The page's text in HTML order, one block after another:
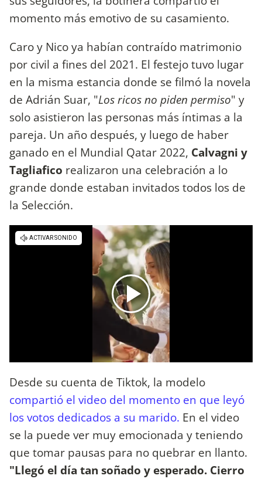
momento más emotivo de su casamiento.
Caro y Nico ya habían contraído matrimonio
por civil a fines del 2021. El festejo tuvo lugar
en la misma estancia donde se filmó la novela
de Adrián Suar, "Los ricos no piden permiso" y
solo asistieron las personas más íntimas a la
pareja. Un año después, y luego de haber
ganado en el Mundial Qatar 2022, Calvagni y
Tagliafico realizaron una celebración a lo
grande donde estaban invitados todos los de
la Selección.
Desde su cuenta de Tiktok, la modelo
compartió el video del momento en que leyó
los votos dedicados a su marido. En el video
se la puede ver muy emocionada y teniendo
que tomar pausas para no quebrar en llanto.
"Llegó el día tan soñado y esperado. Cierro